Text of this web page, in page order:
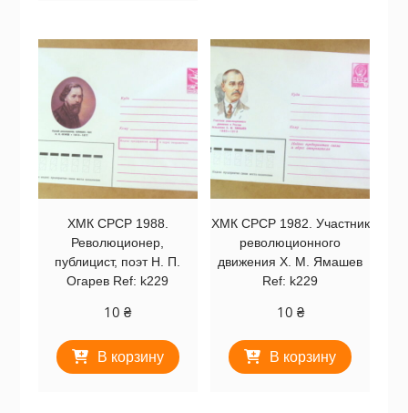
ХМК СРСР 1988.
Революционер,
публицист, поэт Н. П.
Огарев Ref: k229
10₴
В корзину
ХМК СРСР 1982. Участник
революционного
движения Х. М. Ямашев
Ref: k229
10 ₴
В корзину